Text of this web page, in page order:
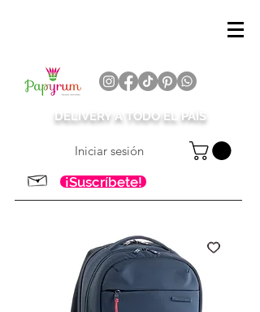
DELIVERY A TODO EL PAÍS
Iniciar sesión
¡Suscríbete!